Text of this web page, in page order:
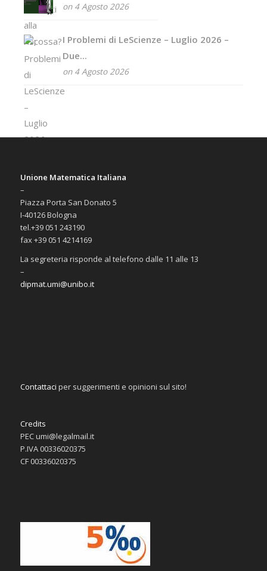
on 4 Agosto 2026
I Problemi di LeScienze – Luglio 2026 –
Due...
on 4 Agosto 2026
Unione Matematica Italiana
–
Piazza Porta San Donato 5
I-40126 Bologna
tel.+39 051 243190
fax +39 051 4214169
La segreteria risponde al telefono dalle 11 alle 13
–
dipmat.umi@unibo.it
Contattaci per suggerimenti e opinioni sul sito!
Credits
PEC umi@legalmail.it
P.IVA 00336020375
CF 00336020375